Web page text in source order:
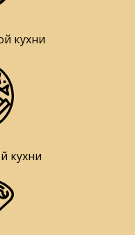
кухни
кухни